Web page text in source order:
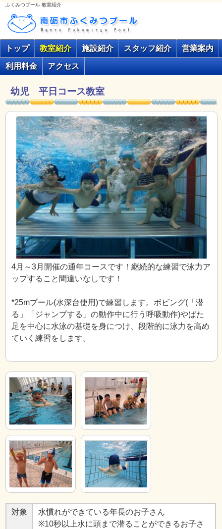
ふくみつプール 教室紹介
トップ 教室紹介 施設紹介 スタッフ紹介 営業案内
利用料金 アクセス
幼児 平日コース教室
4月～3月開催の通年コースです！継続的な練習で泳力ア
ップすること間違いなしです！
*25mプール(水深台使用)で練習します。ボビング(「潜
る」「ジャンプする」の動作中に行う呼吸動作)やばた
足を中心に水泳の基礎を身につけ、段階的に泳力を高め
ていく練習をします。
対象
水慣れができている年長のお子さん
※10秒以上水に頭まで潜ることができるお子さ